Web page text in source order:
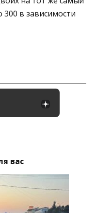
300 в зависимости
вас